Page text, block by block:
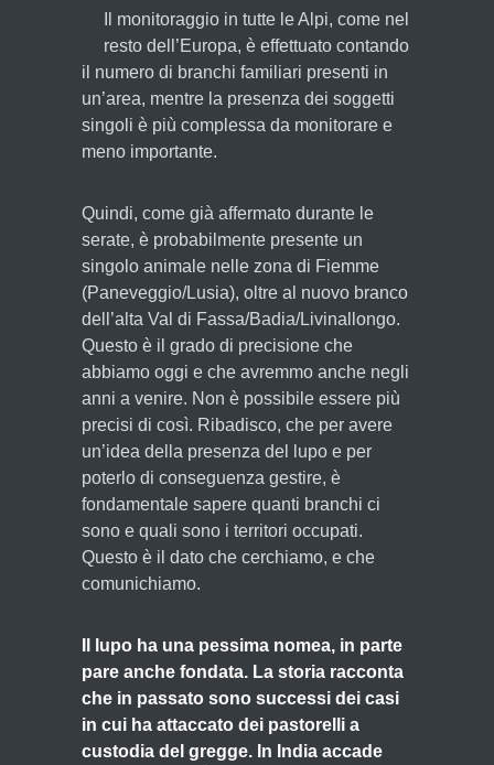
Il monitoraggio in tutte le Alpi, come nel
resto dell’Europa, è effettuato contando
il numero di branchi familiari presenti in
un’area, mentre la presenza dei soggetti
singoli è più complessa da monitorare e
meno importante.
Quindi, come già affermato durante le
serate, è probabilmente presente un
singolo animale nelle zona di Fiemme
(Paneveggio/Lusia), oltre al nuovo branco
dell’alta Val di Fassa/Badia/Livinallongo.
Questo è il grado di precisione che
abbiamo oggi e che avremmo anche negli
anni a venire. Non è possibile essere più
precisi di così. Ribadisco, che per avere
un’idea della presenza del lupo e per
poterlo di conseguenza gestire, è
fondamentale sapere quanti branchi ci
sono e quali sono i territori occupati.
Questo è il dato che cerchiamo, e che
comunichiamo.
Il lupo ha una pessima nomea, in parte
pare anche fondata. La storia racconta
che in passato sono successi dei casi
in cui ha attaccato dei pastorelli a
custodia del gregge. In India accade